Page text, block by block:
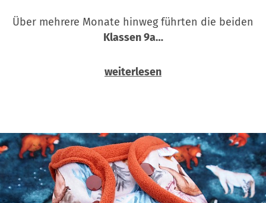
Über mehrere Monate hinweg führten die beiden
Klassen 9a…
weiterlesen